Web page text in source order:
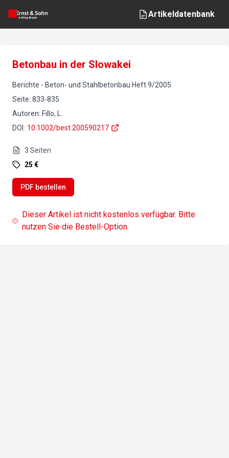
Artikeldatenbank
Betonbau in der Slowakei
Berichte - Beton- und Stahlbetonbau Heft9/2005
Seite: 833-835
Autoren: Fillo, L.
DOI : 10.1002/best.200590217
3 Seiten
25 €
PDF bestellen
Dieser Artikel ist nicht kostenlos verfügbar. Bitte
nutzen Sie die Bestell-Option.